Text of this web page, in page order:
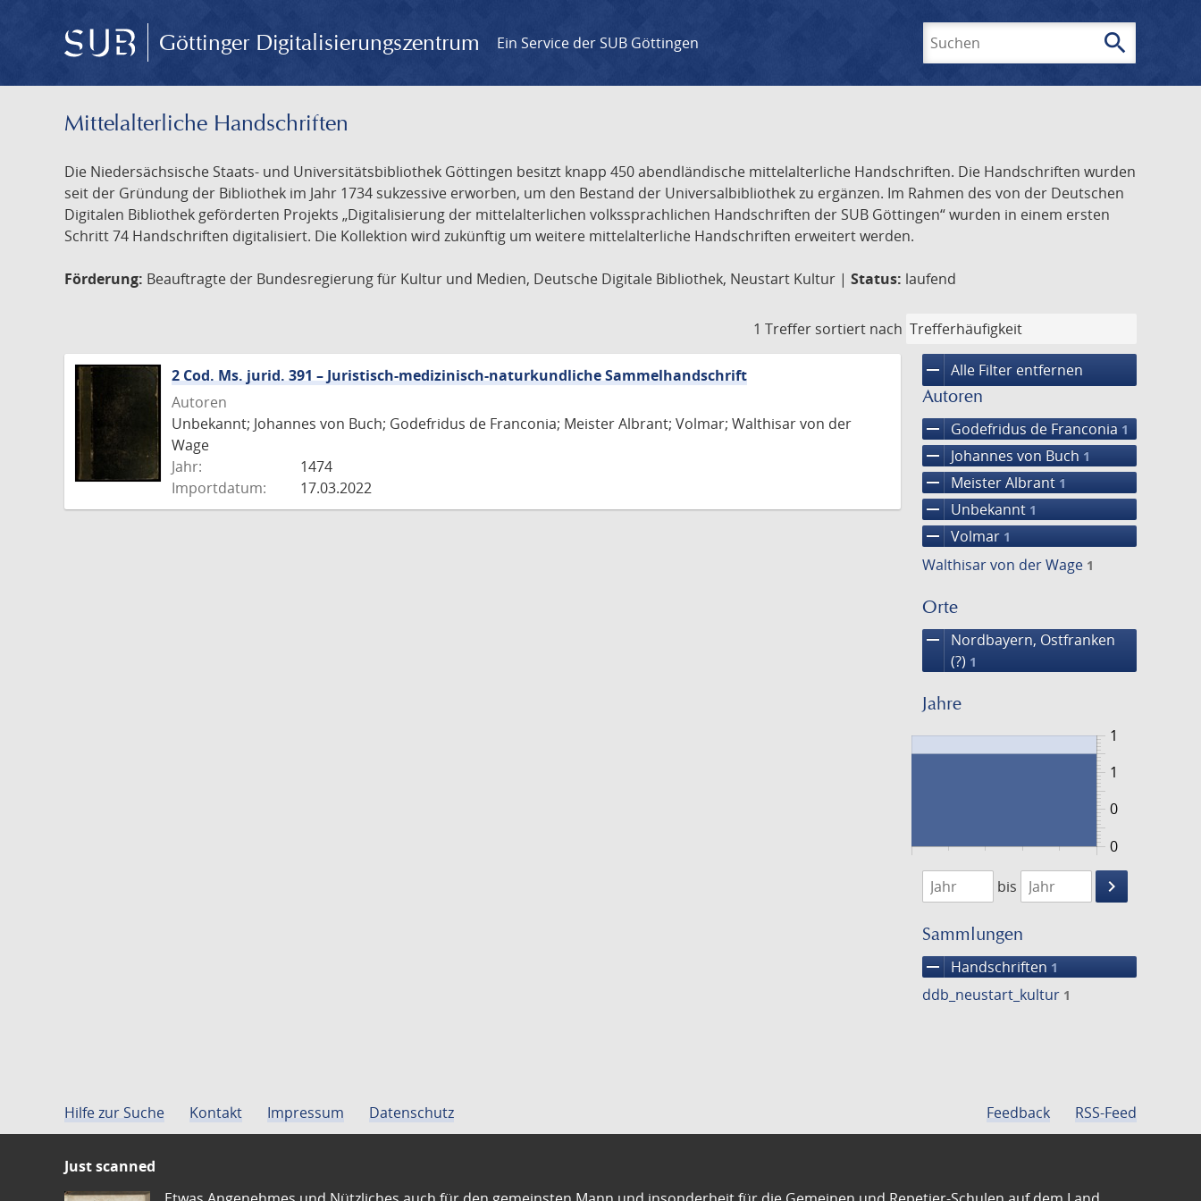
Göttinger Digitalisierungszentrum Ein Service der SUB Göttingen search
Mittelalterliche Handschriften
Die Niedersächsische Staats- und Universitätsbibliothek Göttingen besitzt knapp 450 abendländische mittelalterliche Handschriften. Die Handschriften wurden
seit der Gründung der Bibliothek im Jahr 1734 sukzessive erworben, um den Bestand der Universalbibliothek zu ergänzen. Im Rahmen des von der Deutschen
Digitalen Bibliothek geförderten Projekts „Digitalisierung der mittelalterlichen volkssprachlichen Handschriften der SUB Göttingen“ wurden in einem ersten
Schritt 74 Handschriften digitalisiert. Die Kollektion wird zukünftig um weitere mittelalterliche Handschriften erweitert werden.
Förderung: Beauftragte der Bundesregierung für Kultur und Medien, Deutsche Digitale Bibliothek, Neustart Kultur | Status: laufend
1 Treffer sortiert nach
remove Alle Filter entfernen
Autoren
remove Godefridus de Franconia 1
remove Johannes von Buch 1
remove Meister Albrant 1
remove Unbekannt 1
remove Volmar 1
Walthisar von der Wage 1
Orte
remove
Nordbayern, Ostfranken
(?) 1
Jahre
0
1
0
1
1474
1475
bis
keyboard_arrow_right
Suche
Sammlungen
remove Handschriften 1
ddb_neustart_kultur 1
2 Cod. Ms. jurid. 391 – Juristisch-medizinisch-naturkundliche Sammelhandschrift
Autoren
Unbekannt; Johannes von Buch; Godefridus de Franconia; Meister Albrant; Volmar; Walthisar von der
Wage
Jahr:
1474
Importdatum:
17.03.2022
Hilfe zur Suche Kontakt Impressum Datenschutz Feedback RSS-Feed
Just scanned